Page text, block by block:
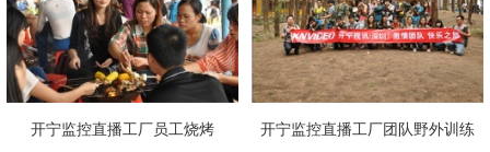
开宁监控直播工厂员工烧烤 开宁监控直播工厂团队野外训练